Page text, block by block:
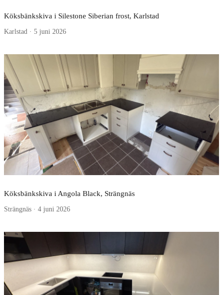
Köksbänkskiva i Silestone Siberian frost, Karlstad
Karlstad · 5 juni 2026
Köksbänkskiva i Angola Black, Strängnäs
Strängnäs · 4 juni 2026